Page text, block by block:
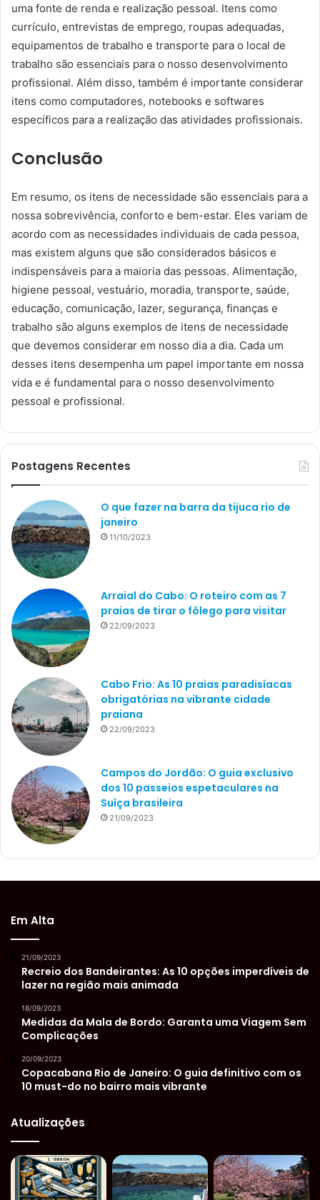
uma fonte de renda e realização pessoal. Itens como
currículo, entrevistas de emprego, roupas adequadas,
equipamentos de trabalho e transporte para o local de
trabalho são essenciais para o nosso desenvolvimento
profissional. Além disso, também é importante considerar
itens como computadores, notebooks e softwares
específicos para a realização das atividades profissionais.
Conclusão
Em resumo, os itens de necessidade são essenciais para a
nossa sobrevivência, conforto e bem-estar. Eles variam de
acordo com as necessidades individuais de cada pessoa,
mas existem alguns que são considerados básicos e
indispensáveis para a maioria das pessoas. Alimentação,
higiene pessoal, vestuário, moradia, transporte, saúde,
educação, comunicação, lazer, segurança, finanças e
trabalho são alguns exemplos de itens de necessidade
que devemos considerar em nosso dia a dia. Cada um
desses itens desempenha um papel importante em nossa
vida e é fundamental para o nosso desenvolvimento
pessoal e profissional.
Postagens Recentes
O que fazer na barra da tijuca rio de
janeiro
11/10/2023
Arraial do Cabo: O roteiro com as 7
praias de tirar o fôlego para visitar
22/09/2023
Cabo Frio: As 10 praias paradisíacas
obrigatórias na vibrante cidade
praiana
22/09/2023
Campos do Jordão: O guia exclusivo
dos 10 passeios espetaculares na
Suíça brasileira
21/09/2023
Em Alta
21/09/2023
Recreio dos Bandeirantes: As 10 opções imperdíveis de
lazer na região mais animada
18/09/2023
Medidas da Mala de Bordo: Garanta uma Viagem Sem
Complicações
20/09/2023
Copacabana Rio de Janeiro: O guia definitivo com os
10 must-do no bairro mais vibrante
Atualizações